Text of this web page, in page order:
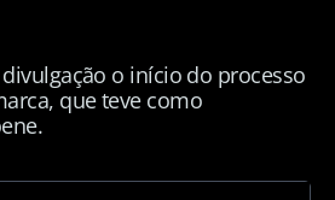
o início do processo
que teve como